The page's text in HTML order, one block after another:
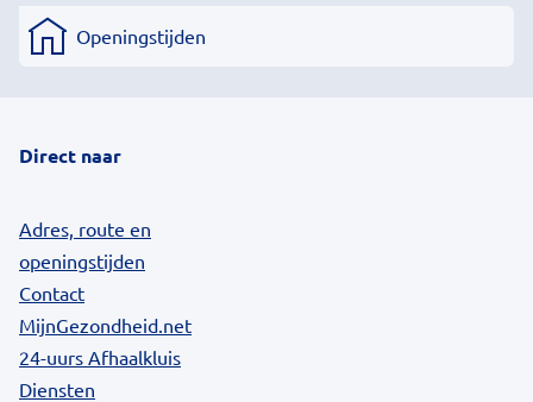
Openingstijden
Direct naar
Adres, route en
openingstijden
Contact
MijnGezondheid.net
24-uurs Afhaalkluis
Diensten